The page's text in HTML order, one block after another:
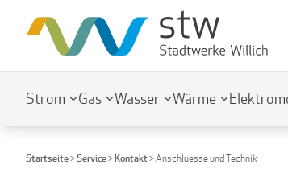
Strom Gas Wasser Wärme
Startseite>Service>Kontakt>Anschluesse und Technik